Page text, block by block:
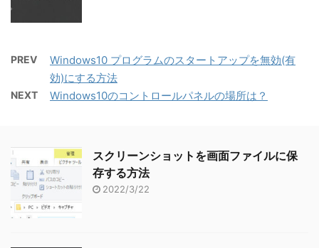
PREV
Windows10 プログラムのスタートアップを無効(有
効)にする方法
NEXT Windows10のコントロールパネルの場所は？
スクリーンショットを画面ファイルに保
存する方法
2022/3/22